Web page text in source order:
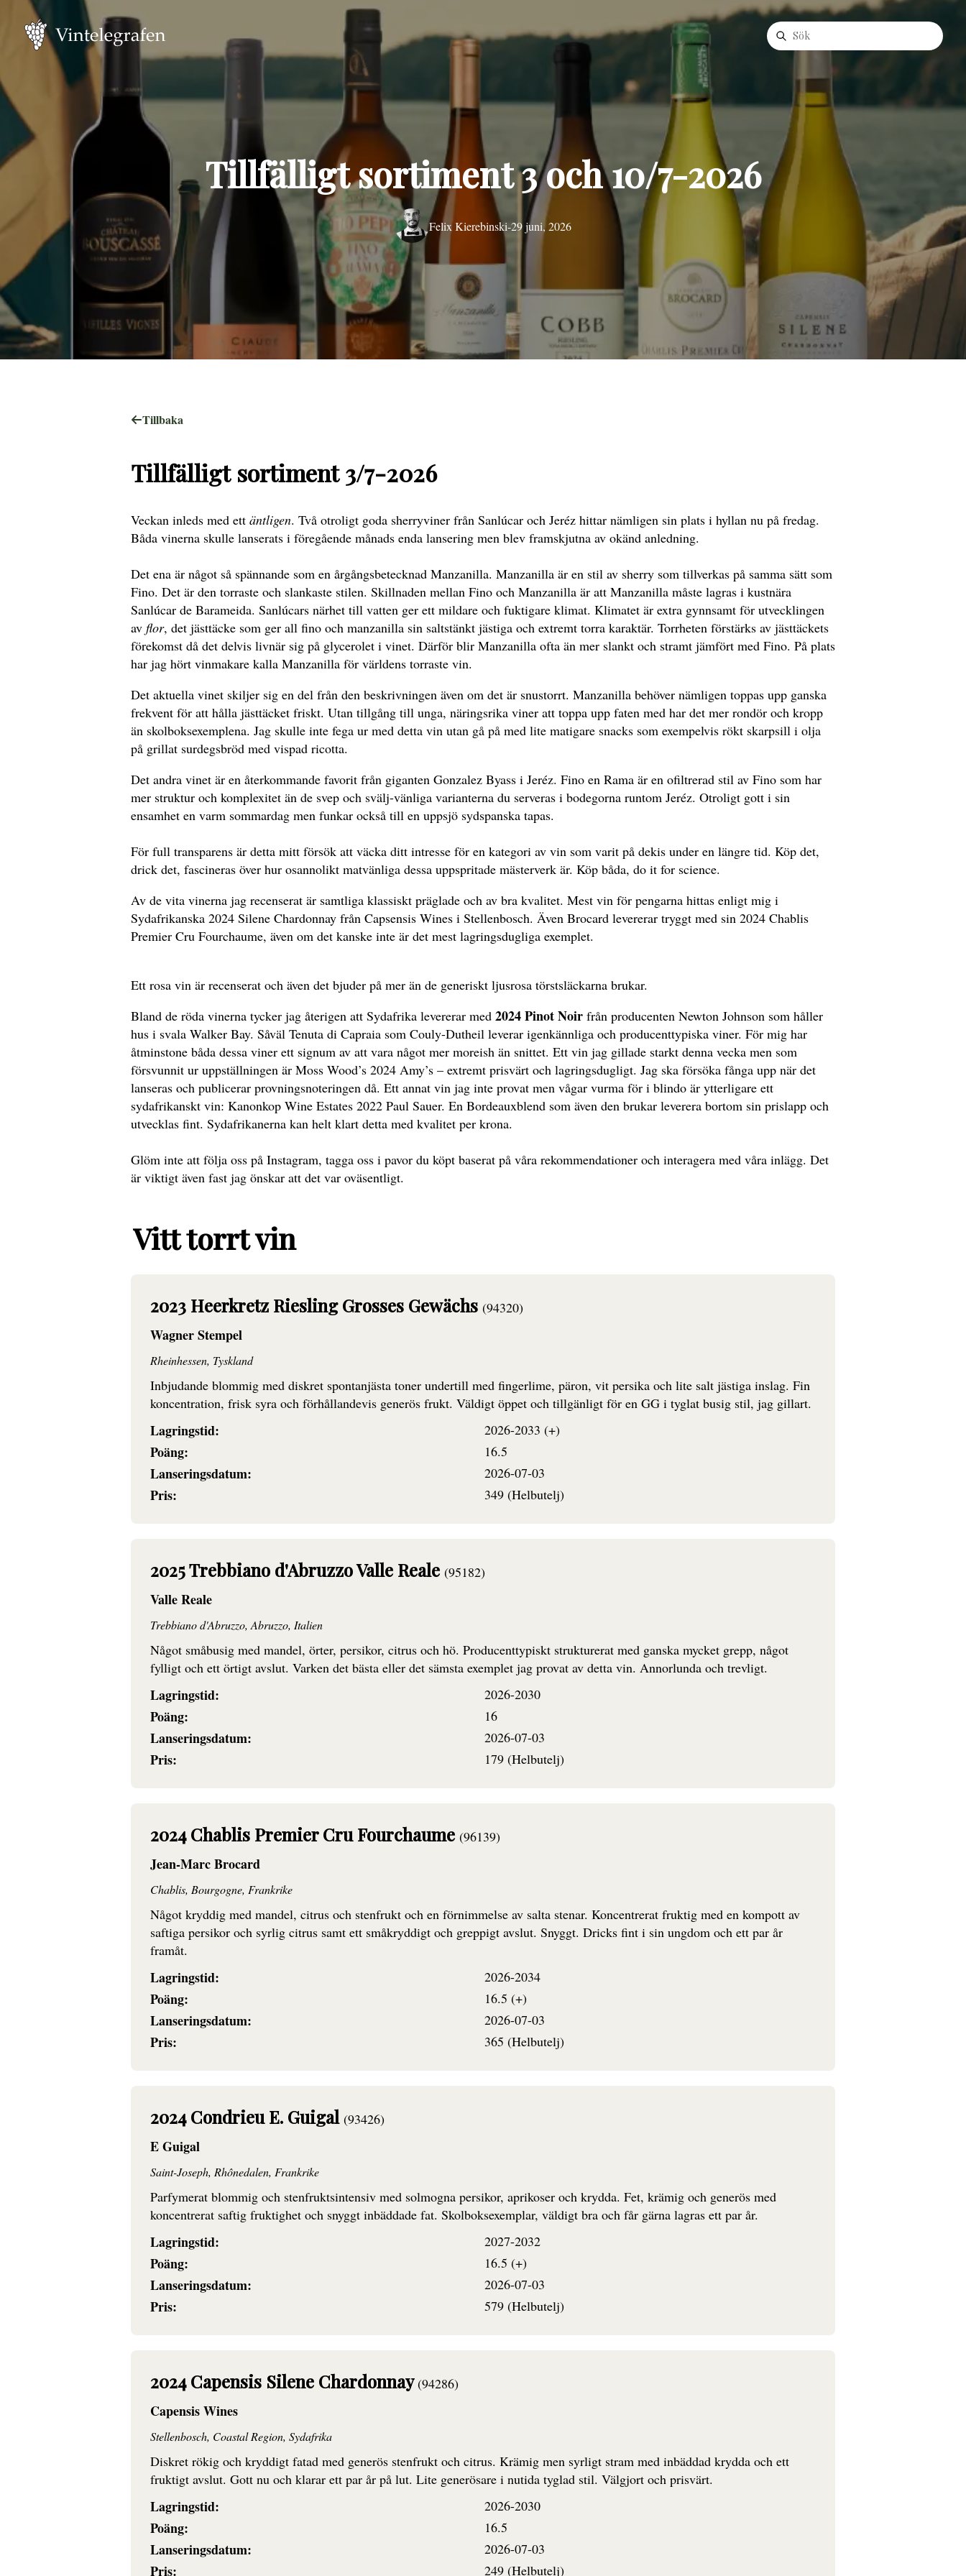
Tillfälligt sortiment 3 och 10/7-2026
Felix Kierebinski-29 juni, 2026
Tillbaka
Tillfälligt sortiment 3/7-2026
Veckan inleds med ett äntligen. Två otroligt goda sherryviner från Sanlúcar och Jeréz hittar nämligen sin plats i hyllan nu på fredag.
Båda vinerna skulle lanserats i föregående månads enda lansering men blev framskjutna av okänd anledning.
Det ena är något så spännande som en årgångsbetecknad Manzanilla. Manzanilla är en stil av sherry som tillverkas på samma sätt som
Fino. Det är den torraste och slankaste stilen. Skillnaden mellan Fino och Manzanilla är att Manzanilla måste lagras i kustnära
Sanlúcar de Barameida. Sanlúcars närhet till vatten ger ett mildare och fuktigare klimat. Klimatet är extra gynnsamt för utvecklingen
av flor, det jästtäcke som ger all fino och manzanilla sin saltstänkt jästiga och extremt torra karaktär. Torrheten förstärks av jästtäckets
förekomst då det delvis livnär sig på glycerolet i vinet. Därför blir Manzanilla ofta än mer slankt och stramt jämfört med Fino. På plats
har jag hört vinmakare kalla Manzanilla för världens torraste vin.
Det aktuella vinet skiljer sig en del från den beskrivningen även om det är snustorrt. Manzanilla behöver nämligen toppas upp ganska
frekvent för att hålla jästtäcket friskt. Utan tillgång till unga, näringsrika viner att toppa upp faten med har det mer rondör och kropp
än skolboksexemplena. Jag skulle inte fega ur med detta vin utan gå på med lite matigare snacks som exempelvis rökt skarpsill i olja
på grillat surdegsbröd med vispad ricotta.
Det andra vinet är en återkommande favorit från giganten Gonzalez Byass i Jeréz. Fino en Rama är en ofiltrerad stil av Fino som har
mer struktur och komplexitet än de svep och svälj-vänliga varianterna du serveras i bodegorna runtom Jeréz. Otroligt gott i sin
ensamhet en varm sommardag men funkar också till en uppsjö sydspanska tapas.
För full transparens är detta mitt försök att väcka ditt intresse för en kategori av vin som varit på dekis under en längre tid. Köp det,
drick det, fascineras över hur osannolikt matvänliga dessa uppspritade mästerverk är. Köp båda, do it for science.
Av de vita vinerna jag recenserat är samtliga klassiskt präglade och av bra kvalitet. Mest vin för pengarna hittas enligt mig i
Sydafrikanska 2024 Silene Chardonnay från Capsensis Wines i Stellenbosch. Även Brocard levererar tryggt med sin 2024 Chablis
Premier Cru Fourchaume, även om det kanske inte är det mest lagringsdugliga exemplet.
Ett rosa vin är recenserat och även det bjuder på mer än de generiskt ljusrosa törstsläckarna brukar.
Bland de röda vinerna tycker jag återigen att Sydafrika levererar med 2024 Pinot Noir från producenten Newton Johnson som håller
hus i svala Walker Bay. Såväl Tenuta di Capraia som Couly-Dutheil leverar igenkännliga och producenttypiska viner. För mig har
åtminstone båda dessa viner ett signum av att vara något mer moreish än snittet. Ett vin jag gillade starkt denna vecka men som
försvunnit ur uppställningen är Moss Wood’s 2024 Amy’s – extremt prisvärt och lagringsdugligt. Jag ska försöka fånga upp när det
lanseras och publicerar provningsnoteringen då. Ett annat vin jag inte provat men vågar vurma för i blindo är ytterligare ett
sydafrikanskt vin: Kanonkop Wine Estates 2022 Paul Sauer. En Bordeauxblend som även den brukar leverera bortom sin prislapp och
utvecklas fint. Sydafrikanerna kan helt klart detta med kvalitet per krona.
Glöm inte att följa oss på Instagram, tagga oss i pavor du köpt baserat på våra rekommendationer och interagera med våra inlägg. Det
är viktigt även fast jag önskar att det var oväsentligt.
Vitt torrt vin
2023 Heerkretz Riesling Grosses Gewächs (94320)
Wagner Stempel
Rheinhessen, Tyskland
Inbjudande blommig med diskret spontanjästa toner undertill med fingerlime, päron, vit persika och lite salt jästiga inslag. Fin
koncentration, frisk syra och förhållandevis generös frukt. Väldigt öppet och tillgänligt för en GG i tyglat busig stil, jag gillart.
Lagringstid: 2026-2033 (+)
Poäng: 16.5
Lanseringsdatum: 2026-07-03
Pris: 349 (Helbutelj)
2025 Trebbiano d'Abruzzo Valle Reale (95182)
Valle Reale
Trebbiano d'Abruzzo, Abruzzo, Italien
Något småbusig med mandel, örter, persikor, citrus och hö. Producenttypiskt strukturerat med ganska mycket grepp, något
fylligt och ett örtigt avslut. Varken det bästa eller det sämsta exemplet jag provat av detta vin. Annorlunda och trevligt.
Lagringstid: 2026-2030
Poäng: 16
Lanseringsdatum: 2026-07-03
Pris: 179 (Helbutelj)
2024 Chablis Premier Cru Fourchaume (96139)
Jean-Marc Brocard
Chablis, Bourgogne, Frankrike
Något kryddig med mandel, citrus och stenfrukt och en förnimmelse av salta stenar. Koncentrerat fruktig med en kompott av
saftiga persikor och syrlig citrus samt ett småkryddigt och greppigt avslut. Snyggt. Dricks fint i sin ungdom och ett par år
framåt.
Lagringstid: 2026-2034
Poäng: 16.5 (+)
Lanseringsdatum: 2026-07-03
Pris: 365 (Helbutelj)
2024 Condrieu E. Guigal (93426)
E Guigal
Saint-Joseph, Rhônedalen, Frankrike
Parfymerat blommig och stenfruktsintensiv med solmogna persikor, aprikoser och krydda. Fet, krämig och generös med
koncentrerat saftig fruktighet och snyggt inbäddade fat. Skolboksexemplar, väldigt bra och får gärna lagras ett par år.
Lagringstid: 2027-2032
Poäng: 16.5 (+)
Lanseringsdatum: 2026-07-03
Pris: 579 (Helbutelj)
2024 Capensis Silene Chardonnay(94286)
Capensis Wines
Stellenbosch, Coastal Region, Sydafrika
Diskret rökig och kryddigt fatad med generös stenfrukt och citrus. Krämig men syrligt stram med inbäddad krydda och ett
fruktigt avslut. Gott nu och klarar ett par år på lut. Lite generösare i nutida tyglad stil. Välgjort och prisvärt.
Lagringstid: 2026-2030
Poäng: 16.5
Lanseringsdatum: 2026-07-03
Pris: 249 (Helbutelj)